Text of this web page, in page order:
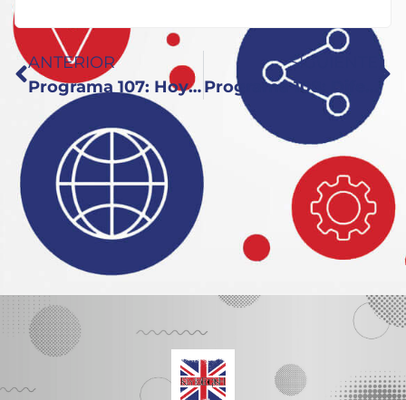
ANTERIOR
Programa 107: Hoy ensalada
SIGUIENTE